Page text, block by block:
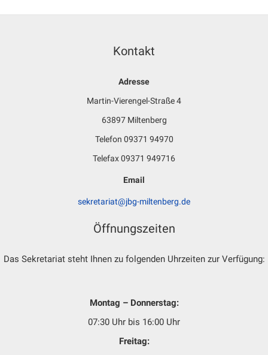
Kontakt
Adresse
Martin-Vierengel-Straße 4
63897 Miltenberg
Telefon 09371 94970
Telefax 09371 949716
Email
sekretariat@jbg-miltenberg.de
Öffnungszeiten
Das Sekretariat steht Ihnen zu folgenden Uhrzeiten zur Verfügung:
Montag – Donnerstag:
07:30 Uhr bis 16:00 Uhr
Freitag: